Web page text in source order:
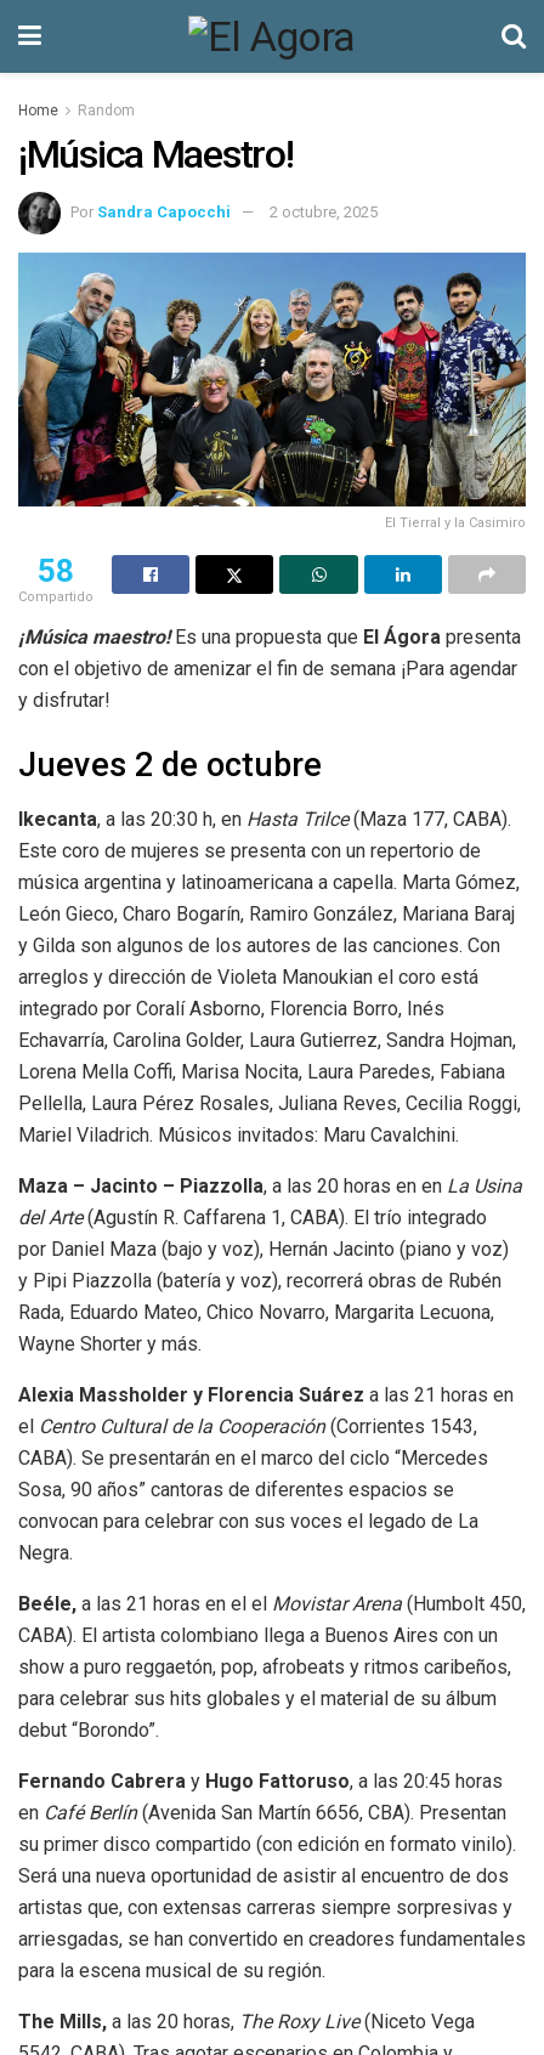
Home Random
¡Música Maestro!
Por Sandra Capocchi 2 octubre, 2025
El Tierral y la Casimiro
58
Compartido
¡Música maestro! Es una propuesta que El Ágora presenta
con el objetivo de amenizar el fin de semana ¡Para agendar
y disfrutar!
Jueves 2 de octubre
Ikecanta, a las 20:30 h, en Hasta Trilce(Maza 177, CABA).
Este coro de mujeres se presenta con un repertorio de
música argentina y latinoamericana a capella. Marta Gómez,
León Gieco, Charo Bogarín, Ramiro González, Mariana Baraj
y Gilda son algunos de los autores de las canciones. Con
arreglos y dirección de Violeta Manoukian el coro está
integrado por Coralí Asborno, Florencia Borro, Inés
Echavarría, Carolina Golder, Laura Gutierrez, Sandra Hojman,
Lorena Mella Coffi, Marisa Nocita, Laura Paredes, Fabiana
Pellella, Laura Pérez Rosales, Juliana Reves, Cecilia Roggi,
Mariel Viladrich. Músicos invitados: Maru Cavalchini.
Maza – Jacinto – Piazzolla, a las 20 horas en en La Usina
del Arte(Agustín R. Caffarena 1, CABA). El trío integrado
por Daniel Maza (bajo y voz), Hernán Jacinto (piano y voz)
y Pipi Piazzolla (batería y voz), recorrerá obras de Rubén
Rada, Eduardo Mateo, Chico Novarro, Margarita Lecuona,
Wayne Shorter y más.
Alexia Massholder y Florencia Suárez a las 21 horas en
el Centro Cultural de la Cooperación(Corrientes 1543,
CABA). Se presentarán en el marco del ciclo “Mercedes
Sosa, 90 años” cantoras de diferentes espacios se
convocan para celebrar con sus voces el legado de La
Negra.
Beéle, a las 21 horas en el el Movistar Arena (Humbolt 450,
CABA). El artista colombiano llega a Buenos Aires con un
show a puro reggaetón, pop, afrobeats y ritmos caribeños,
para celebrar sus hits globales y el material de su álbum
debut “Borondo”.
Fernando Cabrera y Hugo Fattoruso, a las 20:45 horas
en Café Berlín(Avenida San Martín 6656, CBA). Presentan
su primer disco compartido (con edición en formato vinilo).
Será una nueva oportunidad de asistir al encuentro de dos
artistas que, con extensas carreras siempre sorpresivas y
arriesgadas, se han convertido en creadores fundamentales
para la escena musical de su región.
The Mills, a las 20 horas, The Roxy Live(Niceto Vega